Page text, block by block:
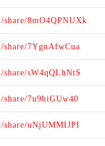
8mO4QPNUXk
7YgnAfwCua
sW4qQLhNtS
7u9hiGUw40
uNjUMMIJPI